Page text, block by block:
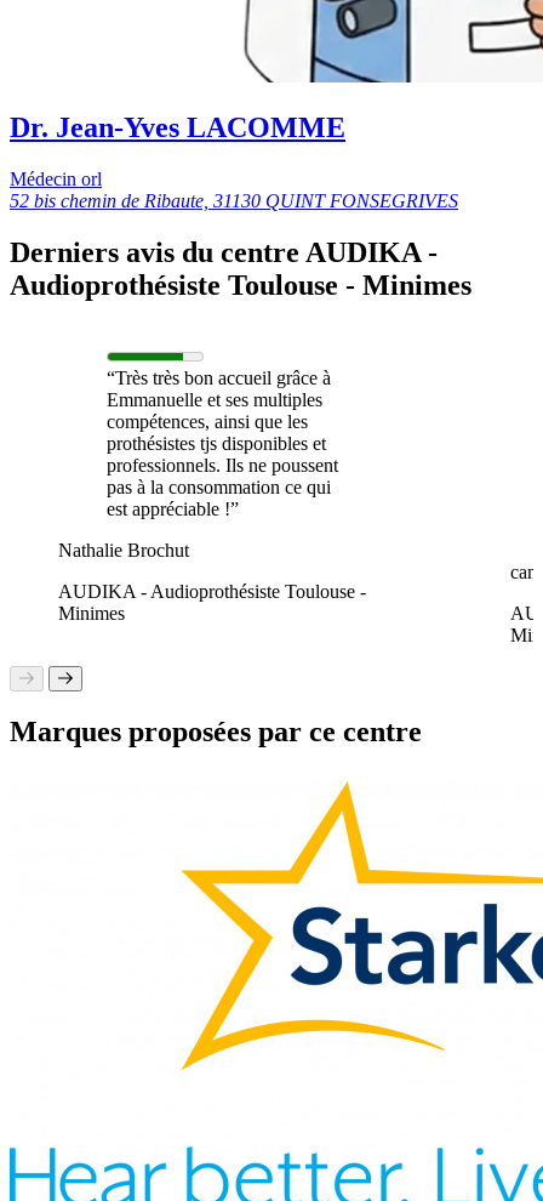
Dr. Jean-Yves LACOMME
Médecin orl
52 bis chemin de Ribaute, 31130 QUINT FONSEGRIVES
Derniers avis du centre AUDIKA -
Audioprothésiste Toulouse - Minimes
“Très très bon accueil grâce à
Emmanuelle et ses multiples
compétences, ainsi que les
prothésistes tjs disponibles et
professionnels. Ils ne poussent
pas à la consommation ce qui
est appréciable !”
Nathalie Brochut
AUDIKA - Audioprothésiste Toulouse -
Minimes
Marques proposées par ce centre